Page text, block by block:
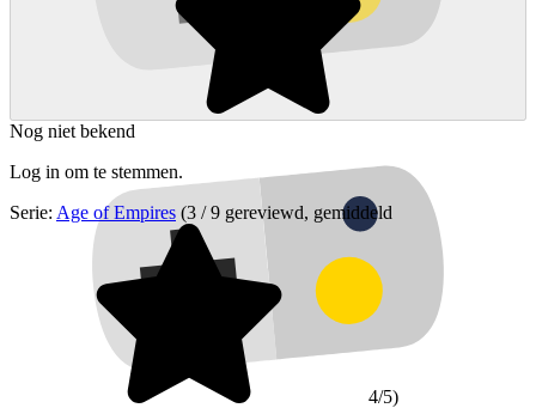
Nog niet bekend
Log in om te stemmen.
Serie: Age of Empires (3 / 9 gereviewd, gemiddeld
4/5)